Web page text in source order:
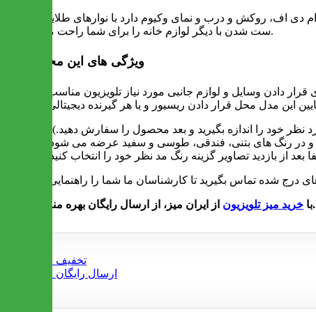
دی اف، روکش و درب و نمای وکیوم دارد با نوارهای طلایی رنگ
ست شدن با دیگر لوازم خانه را برای شما راحت می کند.
ویژگی های این محصول
با خرید میز تلویزیون از ایران میز، از ارسال رایگان بهره مند شوید.